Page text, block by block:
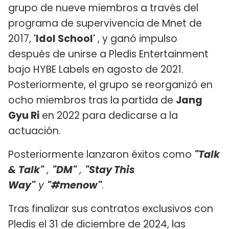
grupo de nueve miembros a través del
programa de supervivencia de Mnet de
2017, 'Idol School', y ganó impulso
después de unirse a Pledis Entertainment
bajo HYBE Labels en agosto de 2021.
Posteriormente, el grupo se reorganizó en
ocho miembros tras la partida de Jang
Gyu Ri en 2022 para dedicarse a la
actuación.
Posteriormente lanzaron éxitos como "Talk
& Talk", "DM", "Stay This
Way"y "#menow".
Tras finalizar sus contratos exclusivos con
Pledis el 31 de diciembre de 2024, las